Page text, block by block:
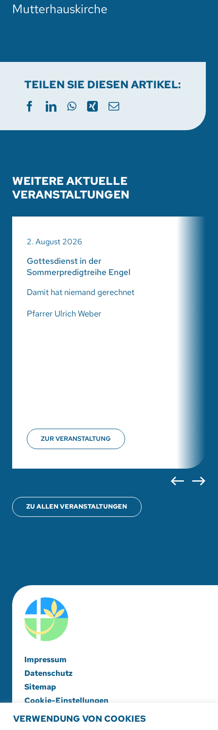
VERWENDUNG VON COOKIES
Mutterhauskirche
TEILEN SIE DIESEN ARTIKEL:
WEITERE AKTUELLE
VERANSTALTUNGEN
2. August 2026
Gottesdienst in der
Sommerpredigtreihe Engel
Damit hat niemand gerechnet
Pfarrer Ulrich Weber
ZUR VERANSTALTUNG
ZU ALLEN VERANSTALTUNGEN
Impressum
Datenschutz
Sitemap
Cookie-Einstellungen
Evangelische Diakonieschwesternschaft